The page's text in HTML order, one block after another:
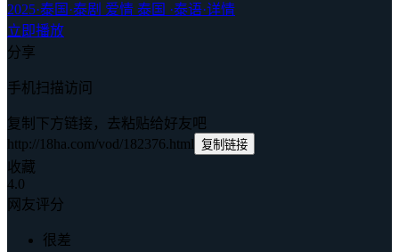
2025·泰国 ·泰剧 爱情 泰国 ·泰语·详情
立即播放
分享
手机扫描访问
复制下方链接，去粘贴给好友吧
http://18ha.com/vod/182376.html 复制链接
收藏
4.0
网友评分
很差